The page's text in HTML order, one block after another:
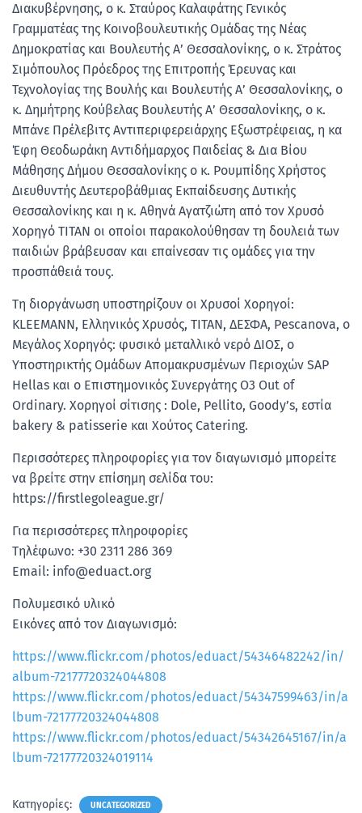
Διακυβέρνησης, ο κ. Σταύρος Καλαφάτης Γενικός
Γραμματέας της Κοινοβουλευτικής Ομάδας της Νέας
Δημοκρατίας και Βουλευτής Α’ Θεσσαλονίκης, o κ. Στράτος
Σιμόπουλος Πρόεδρος της Επιτροπής Έρευνας και
Τεχνολογίας της Βουλής και Βουλευτής Α’ Θεσσαλονίκης, ο
κ. Δημήτρης Κούβελας Βουλευτής Α’ Θεσσαλονίκης, ο κ.
Μπάνε Πρέλεβιτς Αντιπεριφερειάρχης Εξωστρέφειας, η κα
Έφη Θεοδωράκη Αντιδήμαρχος Παιδείας & Δια Βίου
Μάθησης Δήμου Θεσσαλονίκης ο κ. Ρουμπίδης Χρήστος
Διευθυντής Δευτεροβάθμιας Εκπαίδευσης Δυτικής
Θεσσαλονίκης και η κ. Αθηνά Αγατζιώτη από τον Χρυσό
Χορηγό TITAN οι οποίοι παρακολούθησαν τη δουλειά των
παιδιών βράβευσαν και επαίνεσαν τις ομάδες για την
προσπάθειά τους.
Τη διοργάνωση υποστηρίζουν οι Χρυσοί Χορηγοί:
KLEEMANN, Ελληνικός Χρυσός, ΤΙΤΑΝ, ΔΕΣΦΑ, Pescanova, ο
Μεγάλος Χορηγός: φυσικό μεταλλικό νερό ΔΙΟΣ, ο
Υποστηρικτής Ομάδων Απομακρυσμένων Περιοχών SAP
Hellas και ο Επιστημονικός Συνεργάτης Ο3 Out of
Ordinary. Χορηγοί σίτισης : Dole, Pellito, Goody’s, εστία
bakery & patisserie και Χούτος Catering.
Περισσότερες πληροφορίες για τον διαγωνισμό μπορείτε
να βρείτε στην επίσημη σελίδα του:
https://firstlegoleague.gr/
Για περισσότερες πληροφορίες
Τηλέφωνο: +30 2311 286 369
Email: info@eduact.org
Πολυμεσικό υλικό
Εικόνες από τον Διαγωνισμό:
https://www.flickr.com/photos/eduact/54346482242/in/
album-72177720324044808
https://www.flickr.com/photos/eduact/54347599463/in/a
lbum-72177720324044808
https://www.flickr.com/photos/eduact/54342645167/in/a
lbum-72177720324019114
Κατηγορίες: UNCATEGORIZED